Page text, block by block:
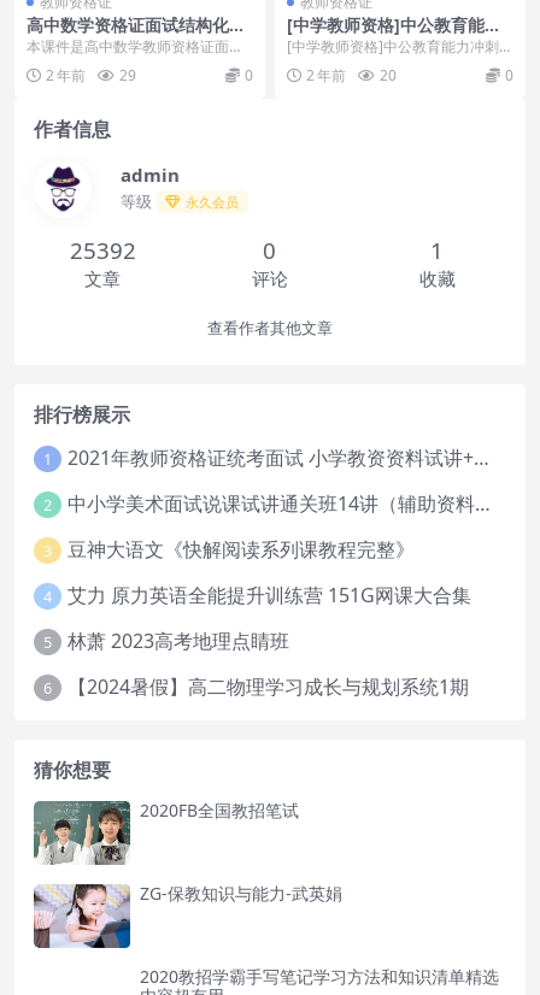
高中数学资格证面试结构化
+试讲+答辩面试概述视频学习
本课件是高中数学教师资格证面试
相关学习课程，包含了结构化面试
试讲以及答辩的教学视...
2 年前 29 0
[中学教师资格]中公教育能力
冲刺班（共8讲）[马小芳]
[中学教师资格]中公教育能力冲刺班
（共8讲）[马小芳][百度云网盘] 中
共教育的...
2 年前 20 0
作者信息
admin
等级 永久会员
25392
文章
0
评论
1
收藏
查看作者其他文章
排行榜展示
1 2021年教师资格证统考面试 小学教资资料试讲+答辩
2 中小学美术面试说课试讲通关班14讲（辅助资料第一套）
3 豆神大语文《快解阅读系列课教程完整》
4 艾力 原力英语全能提升训练营 151G网课大合集
5 林萧 2023高考地理点睛班
6 【2024暑假】高二物理学习成长与规划系统1期
猜你想要
2020FB全国教招笔试
ZG-保教知识与能力-武英娟
2020教招学霸手写笔记学习方法和知识清单精选